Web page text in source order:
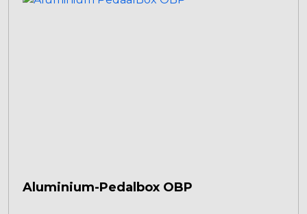
Aluminium-Pedalbox OBP